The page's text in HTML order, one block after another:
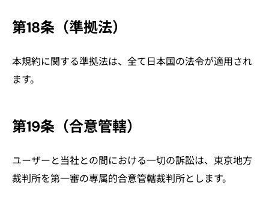
第18条（準拠法）
本規約に関する準拠法は、全て日本国の法令が適用され
ます。
第19条（合意管轄）
ユーザーと当社との間における一切の訴訟は、東京地方
裁判所を第一審の専属的合意管轄裁判所とします。